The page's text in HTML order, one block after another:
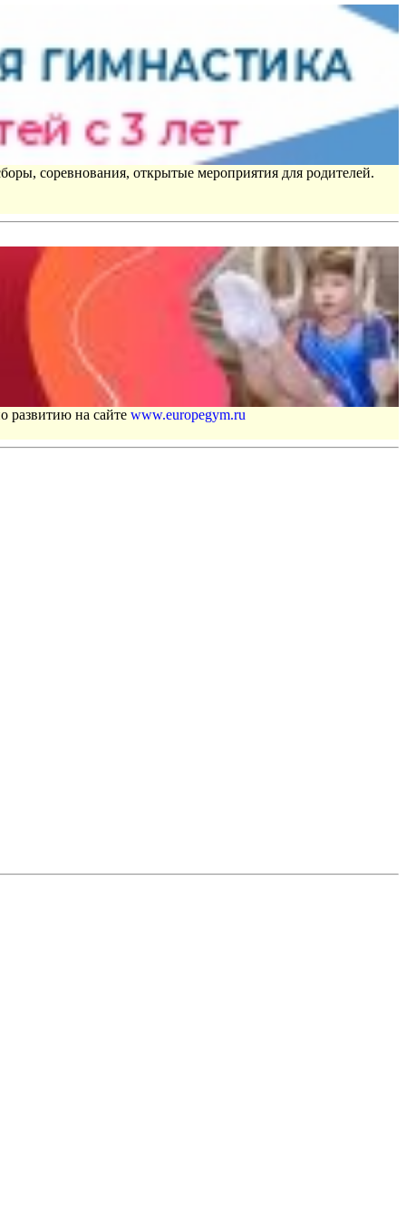
соревнования, открытые мероприятия для родителей.
развитию на сайте www.europegym.ru